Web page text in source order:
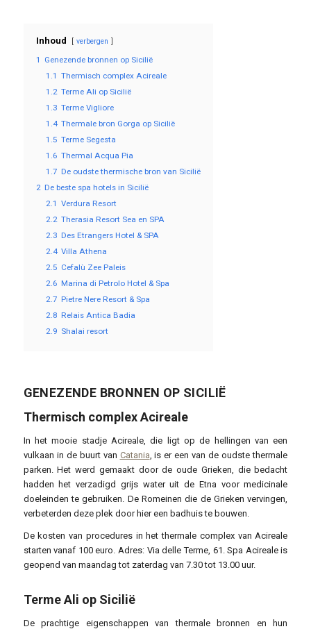
Inhoud verbergen
1
Genezende bronnen op Sicilië
1.1 Thermisch complex Acireale
1.2 Terme Ali op Sicilië
1.3 Terme Vigliore
1.4 Thermale bron Gorga op Sicilië
1.5 Terme Segesta
1.6 Thermal Acqua Pia
1.7 De oudste thermische bron van Sicilië
2 De beste spa hotels in Sicilië
2.1 Verdura Resort
2.2 Therasia Resort Sea en SPA
2.3 Des Etrangers Hotel & SPA
2.4 Villa Athena
2.5 Cefalù Zee Paleis
2.6 Marina di Petrolo Hotel & Spa
2.7 Pietre Nere Resort & Spa
2.8 Relais Antica Badia
2.9 Shalai resort
GENEZENDE BRONNEN OP SICILIË
Thermisch complex Acireale
In het mooie stadje Acireale, die ligt op de hellingen van een
vulkaan in de buurt van Catania , is er een van de oudste thermale
parken. Het werd gemaakt door de oude Grieken, die bedacht
hadden het verzadigd grijs water uit de Etna voor medicinale
doeleinden te gebruiken. De Romeinen die de Grieken vervingen,
verbeterden deze plek door hier een badhuis te bouwen.
De kosten van procedures in het thermale complex van Acireale
starten vanaf 100 euro. Adres: Via delle Terme, 61. Spa Acireale is
geopend van maandag tot zaterdag van 7.30 tot 13.00 uur.
Terme Ali op Sicilië
De prachtige eigenschappen van thermale bronnen en hun